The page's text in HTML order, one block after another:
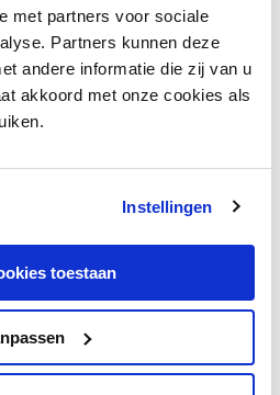
met partners voor sociale
Partners kunnen deze
andere informatie die zij van u
akkoord met onze cookies als
Instellingen
toestaan
Kleine Zaal is magisch, als een
een zangeres eruit? Eerst
maand onze beste artikelen